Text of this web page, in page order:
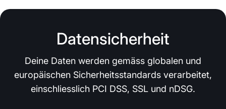
Datensicherheit
Deine Daten werden gemäss globalen und
europäischen Sicherheitsstandards verarbeitet,
einschliesslich PCI DSS, SSL und nDSG.